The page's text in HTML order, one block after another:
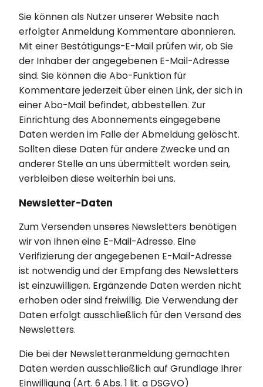
Sie können als Nutzer unserer Website nach
erfolgter Anmeldung Kommentare abonnieren.
Mit einer Bestätigungs-E-Mail prüfen wir, ob Sie
der Inhaber der angegebenen E-Mail-Adresse
sind. Sie können die Abo-Funktion für
Kommentare jederzeit über einen Link, der sich in
einer Abo-Mail befindet, abbestellen. Zur
Einrichtung des Abonnements eingegebene
Daten werden im Falle der Abmeldung gelöscht.
Sollten diese Daten für andere Zwecke und an
anderer Stelle an uns übermittelt worden sein,
verbleiben diese weiterhin bei uns.
Newsletter-Daten
Zum Versenden unseres Newsletters benötigen
wir von Ihnen eine E-Mail-Adresse. Eine
Verifizierung der angegebenen E-Mail-Adresse
ist notwendig und der Empfang des Newsletters
ist einzuwilligen. Ergänzende Daten werden nicht
erhoben oder sind freiwillig. Die Verwendung der
Daten erfolgt ausschließlich für den Versand des
Newsletters.
Die bei der Newsletteranmeldung gemachten
Daten werden ausschließlich auf Grundlage Ihrer
Einwilligung (Art. 6 Abs. 1 lit. a DSGVO)